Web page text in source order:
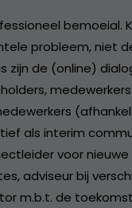
bemoeial.
probleem, niet
zijn de (online)
als interim
voor
adviseur bij
m.b.t. de